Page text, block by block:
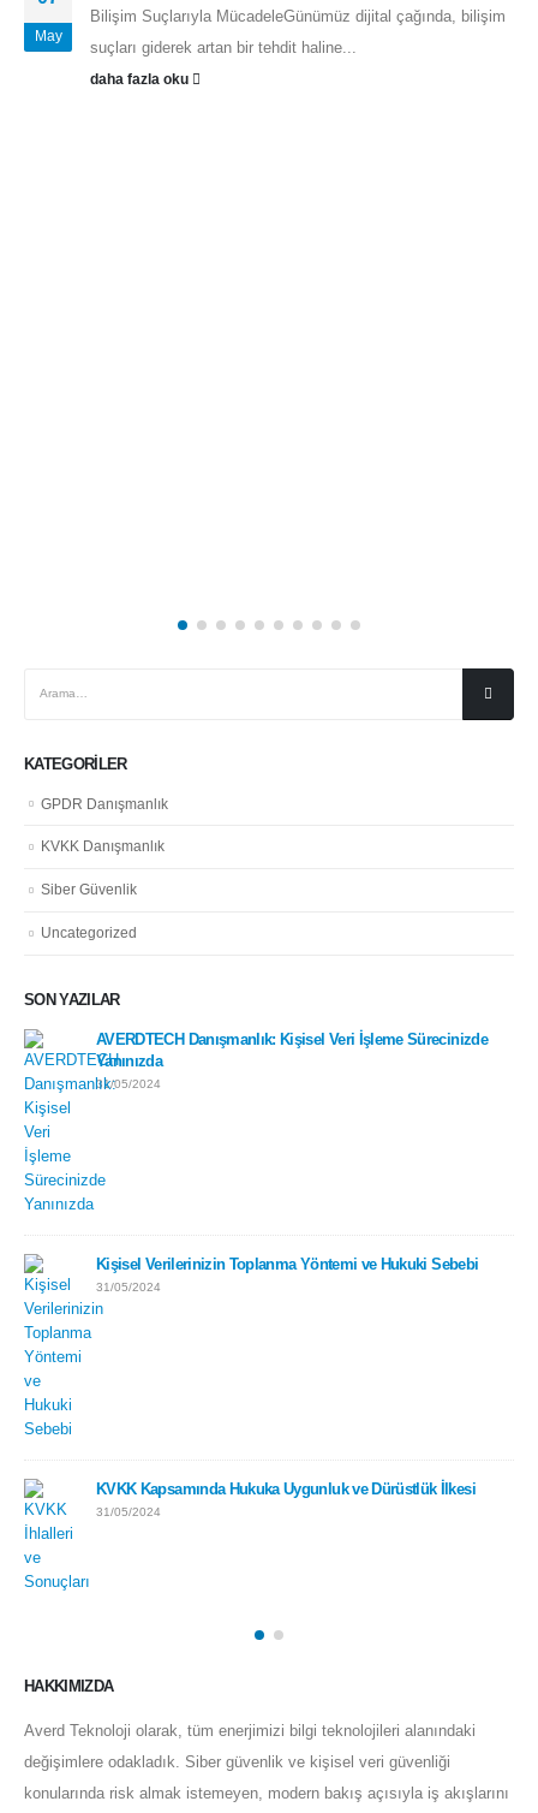
May
Bilişim Suçlarıyla MücadeleGünümüz dijital çağında, bilişim
suçları giderek artan bir tehdit haline...
daha fazla oku
KATEGORILER
GPDR Danışmanlık
KVKK Danışmanlık
Siber Güvenlik
Uncategorized
SON YAZILAR
AVERDTECH Danışmanlık: Kişisel Veri İşleme Sürecinizde
Yanınızda
31/05/2024
Kişisel Verilerinizin Toplanma Yöntemi ve Hukuki Sebebi
31/05/2024
KVKK Kapsamında Hukuka Uygunluk ve Dürüstlük İlkesi
31/05/2024
HAKKIMIZDA
Averd Teknoloji olarak, tüm enerjimizi bilgi teknolojileri alanındaki
değişimlere odakladık. Siber güvenlik ve kişisel veri güvenliği
konularında risk almak istemeyen, modern bakış açısıyla iş akışlarını